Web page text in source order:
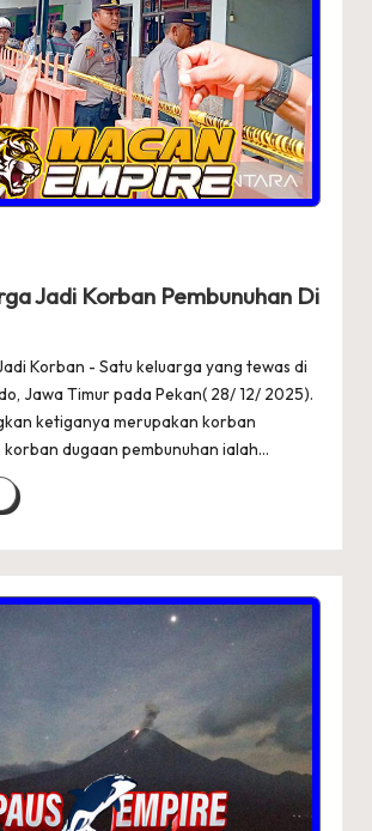
Jadi Korban Pembunuhan Di
Korban - Satu keluarga yang tewas di
Jawa Timur pada Pekan( 28/ 12/ 2025).
ketiganya merupakan korban
korban dugaan pembunuhan ialah…